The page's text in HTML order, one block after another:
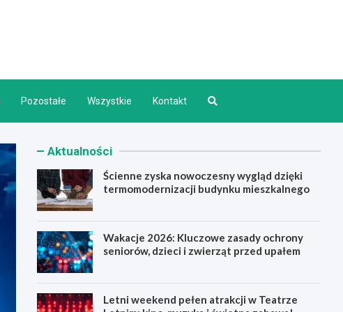
Pozostałe Wszystkie Kontakt
Aktualności
Ścienne zyska nowoczesny wygląd dzięki
termomodernizacji budynku mieszkalnego
Wakacje 2026: Kluczowe zasady ochrony
seniorów, dzieci i zwierząt przed upałem
Letni weekend pełen atrakcji w Teatrze